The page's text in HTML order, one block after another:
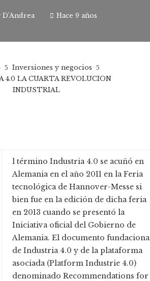
D'Andrea Hace 9 años
Inversiones y negocios
4.0 LA CUARTA REVOLUCION
INDUSTRIAL
l término Industria 4.0 se acuñó en
Alemania en el año 2011 en la Feria
tecnológica de Hannover-Messe si
bien fue en la edición de dicha feria
en 2013 cuando se presentó la
Iniciativa oficial del Gobierno de
Alemania. El documento
de Industria 4.0 y de la plataforma
asociada (Platform Industrie 4.0)
denominado Recommendations for